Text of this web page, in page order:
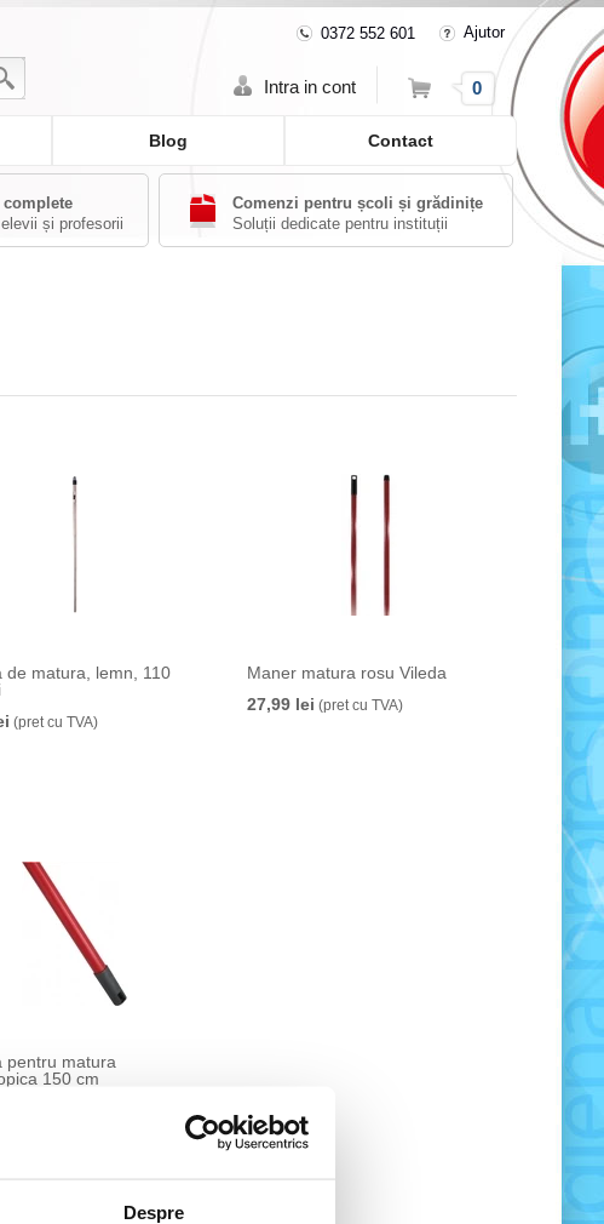
Despre
0372 552 601 Ajutor
Intra in cont Cos 0
Blog Contact
complete
și profesorii
Comenzi pentru școli și grădinițe
Soluții dedicate pentru instituții
de matura, lemn, 110
(pret cu TVA)
Maner matura rosu Vileda
27,99 lei (pret cu TVA)
pentru matura
150 cm